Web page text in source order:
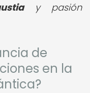
y pasión
de
en la